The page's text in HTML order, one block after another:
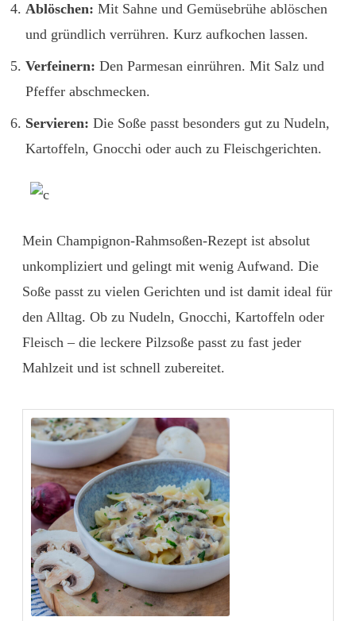
Ablöschen: Mit Sahne und Gemüsebrühe ablöschen
und gründlich verrühren. Kurz aufkochen lassen.
Verfeinern: Den Parmesan einrühren. Mit Salz und
Pfeffer abschmecken.
Servieren: Die Soße passt besonders gut zu Nudeln,
Kartoffeln, Gnocchi oder auch zu Fleischgerichten.
Mein Champignon-Rahmsoßen-Rezept ist absolut
unkompliziert und gelingt mit wenig Aufwand. Die
Soße passt zu vielen Gerichten und ist damit ideal für
den Alltag. Ob zu Nudeln, Gnocchi, Kartoffeln oder
Fleisch – die leckere Pilzsoße passt zu fast jeder
Mahlzeit und ist schnell zubereitet.